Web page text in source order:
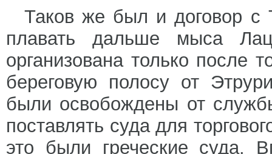
Таков же был и договор с
плавать дальше мыса
организована только после
береговую полосу от
были освобождены от
поставлять суда для
это были греческие суда.